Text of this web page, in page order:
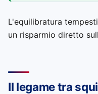
L'equilibratura
un risparmio diretto
Il legame tra